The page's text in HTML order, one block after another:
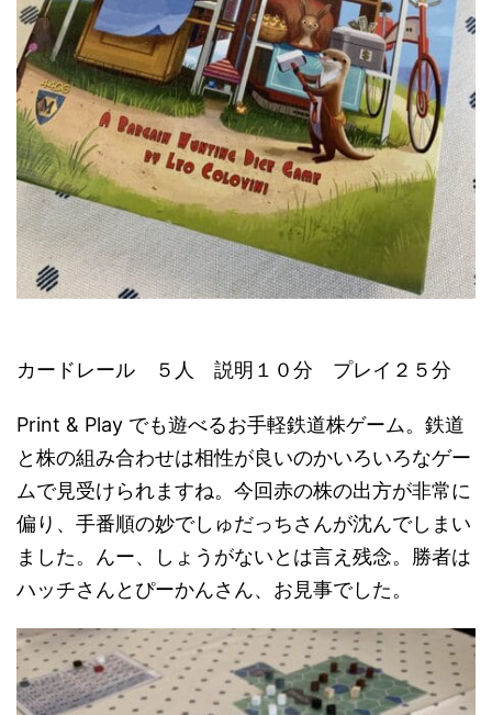
カードレール ５人 説明１０分 プレイ２５分
Print & Play でも遊べるお手軽鉄道株ゲーム。鉄道
と株の組み合わせは相性が良いのかいろいろなゲー
ムで見受けられますね。今回赤の株の出方が非常に
偏り、手番順の妙でしゅだっちさんが沈んでしまい
ました。んー、しょうがないとは言え残念。勝者は
ハッチさんとぴーかんさん、お見事でした。